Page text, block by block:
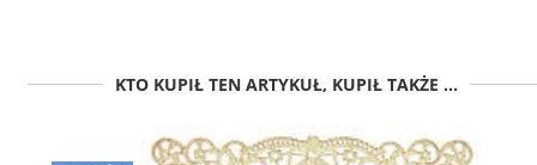
KTO KUPIŁ TEN ARTYKUŁ, KUPIŁ TAKŻE ...